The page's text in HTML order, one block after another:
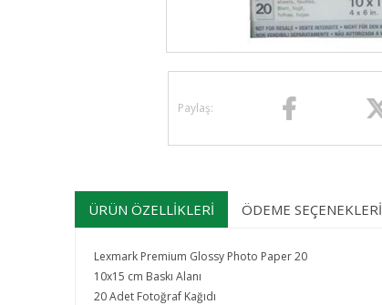
ÜRÜN ÖZELLIKLERI ÖDEME SEÇENEKLERI
Lexmark Premium Glossy Photo Paper 20
10x15 cm Baskı Alanı
20 Adet Fotoğraf Kağıdı